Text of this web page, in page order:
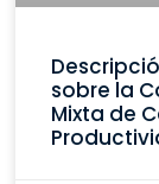
sobre la
Mixta de